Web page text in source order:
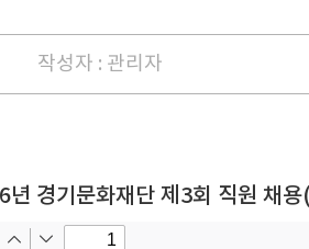
작성자 : 관리자
년 경기문화재단 제3회 직원 채